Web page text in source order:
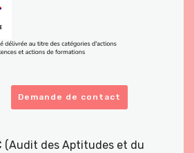
Demande de contact
(Audit des Aptitudes et du